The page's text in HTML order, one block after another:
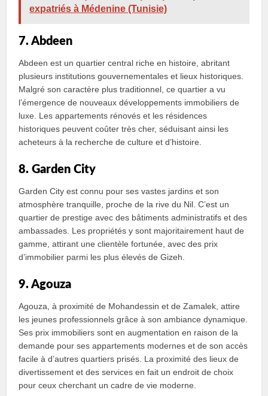
expatriés à Médenine (Tunisie)
7. Abdeen
Abdeen est un quartier central riche en histoire, abritant
plusieurs institutions gouvernementales et lieux historiques.
Malgré son caractère plus traditionnel, ce quartier a vu
l’émergence de nouveaux développements immobiliers de
luxe. Les appartements rénovés et les résidences
historiques peuvent coûter très cher, séduisant ainsi les
acheteurs à la recherche de culture et d’histoire.
8. Garden City
Garden City est connu pour ses vastes jardins et son
atmosphère tranquille, proche de la rive du Nil. C’est un
quartier de prestige avec des bâtiments administratifs et des
ambassades. Les propriétés y sont majoritairement haut de
gamme, attirant une clientèle fortunée, avec des prix
d’immobilier parmi les plus élevés de Gizeh.
9. Agouza
Agouza, à proximité de Mohandessin et de Zamalek, attire
les jeunes professionnels grâce à son ambiance dynamique.
Ses prix immobiliers sont en augmentation en raison de la
demande pour ses appartements modernes et de son accès
facile à d’autres quartiers prisés. La proximité des lieux de
divertissement et des services en fait un endroit de choix
pour ceux cherchant un cadre de vie moderne.